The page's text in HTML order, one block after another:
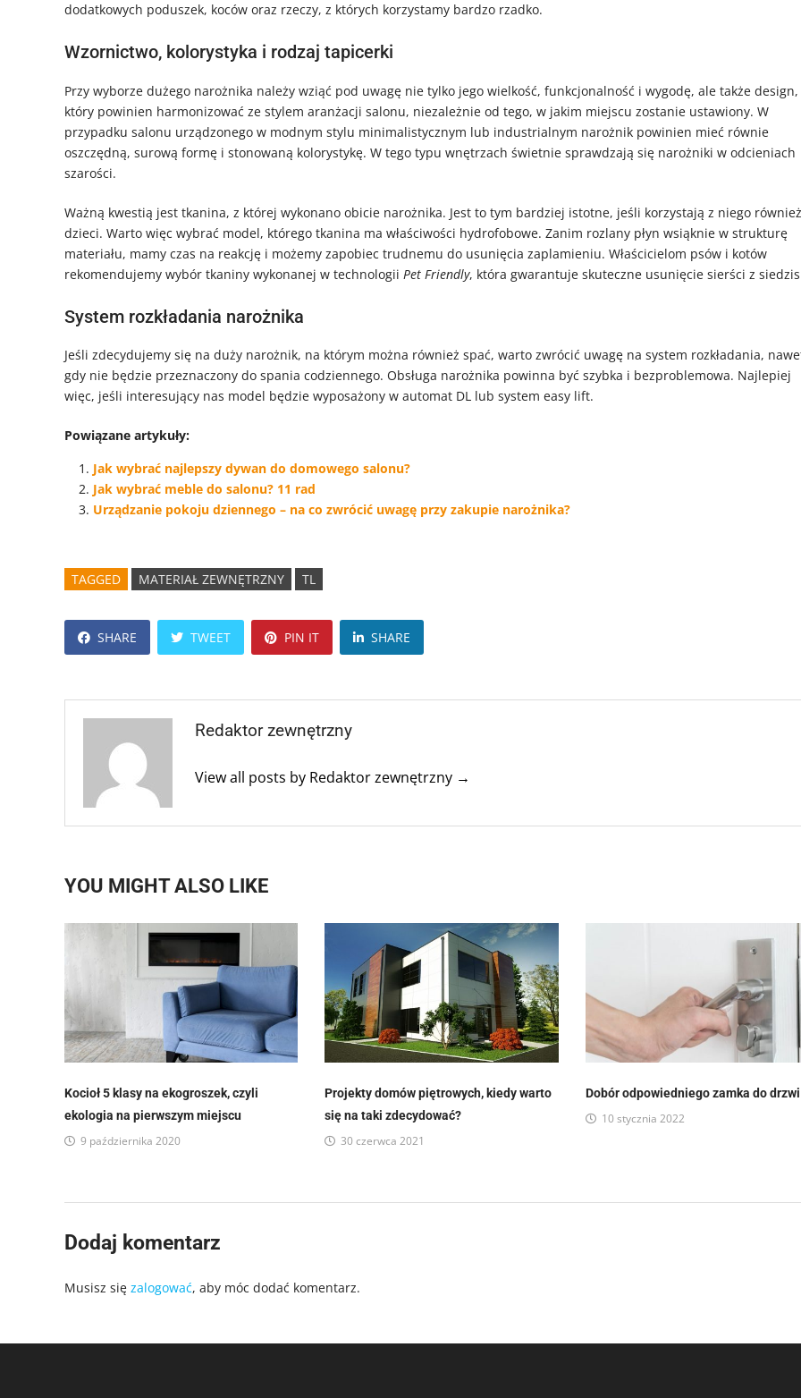
dodatkowych poduszek, koców oraz rzeczy, z których korzystamy bardzo rzadko.
Wzornictwo, kolorystyka i rodzaj tapicerki
Przy wyborze dużego narożnika należy wziąć pod uwagę nie tylko jego wielkość, funkcjonalność i wygodę, ale także design,
który powinien harmonizować ze stylem aranżacji salonu, niezależnie od tego, w jakim miejscu zostanie ustawiony. W
przypadku salonu urządzonego w modnym stylu minimalistycznym lub industrialnym narożnik powinien mieć równie
oszczędną, surową formę i stonowaną kolorystykę. W tego typu wnętrzach świetnie sprawdzają się narożniki w odcieniach
szarości.
Ważną kwestią jest tkanina, z której wykonano obicie narożnika. Jest to tym bardziej istotne, jeśli korzystają z niego również
dzieci. Warto więc wybrać model, którego tkanina ma właściwości hydrofobowe. Zanim rozlany płyn wsiąknie w strukturę
materiału, mamy czas na reakcję i możemy zapobiec trudnemu do usunięcia zaplamieniu. Właścicielom psów i kotów
rekomendujemy wybór tkaniny wykonanej w technologii Pet Friendly, która gwarantuje skuteczne usunięcie sierści z
System rozkładania narożnika
Jeśli zdecydujemy się na duży narożnik, na którym można również spać, warto zwrócić uwagę na system rozkładania,
gdy nie będzie przeznaczony do spania codziennego. Obsługa narożnika powinna być szybka i bezproblemowa. Najlepiej
więc, jeśli interesujący nas model będzie wyposażony w automat DL lub system easy lift.
Powiązane artykuły:
Jak wybrać najlepszy dywan do domowego salonu?
Jak wybrać meble do salonu? 11 rad
Urządzanie pokoju dziennego – na co zwrócić uwagę przy zakupie narożnika?
TAGGED MATERIAŁ ZEWNĘTRZNY TL
SHARE TWEET PIN IT SHARE
Redaktor zewnętrzny
View all posts by Redaktor zewnętrzny →
YOU MIGHT ALSO LIKE
Kocioł 5 klasy na ekogroszek, czyli
ekologia na pierwszym miejscu
9 października 2020
Projekty domów piętrowych, kiedy warto
się na taki zdecydować?
30 czerwca 2021
Dobór odpowiedniego zamka do drzwi
10 stycznia 2022
Dodaj komentarz
Musisz się zalogować, aby móc dodać komentarz.